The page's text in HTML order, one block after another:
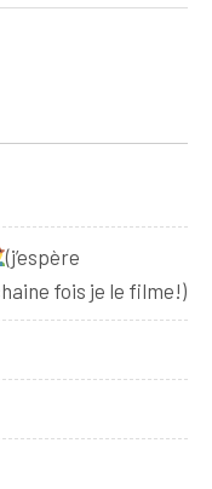
(j’espère
fois je le filme!)